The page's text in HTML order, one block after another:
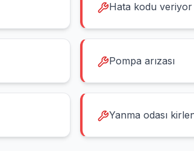
Hata kodu veriyor
Pompa arızası
Yanma odası